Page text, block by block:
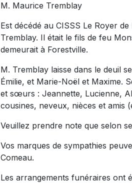
M. Maurice Tremblay
Est décédé au CISSS Le Royer
Tremblay. Il était le fils de feu
demeurait à Forestville.
M. Tremblay laisse dans le deuil
Émilie, et Marie-Noël et Maxime.
et sœurs : Jeannette, Lucienne,
cousines, neveux, nièces et amis
Veuillez prendre note que selon
Vos marques de sympathies
Comeau.
Les arrangements funéraires ont